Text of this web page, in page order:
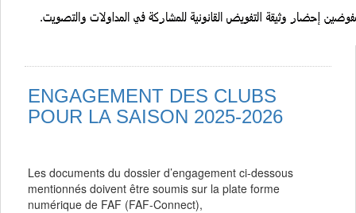
ENGAGEMENT DES CLUBS
POUR LA SAISON 2025-2026
Les documents du dossier d’engagement ci-dessous
mentionnés doivent être soumis sur la plate forme
numérique de FAF (FAF-Connect),